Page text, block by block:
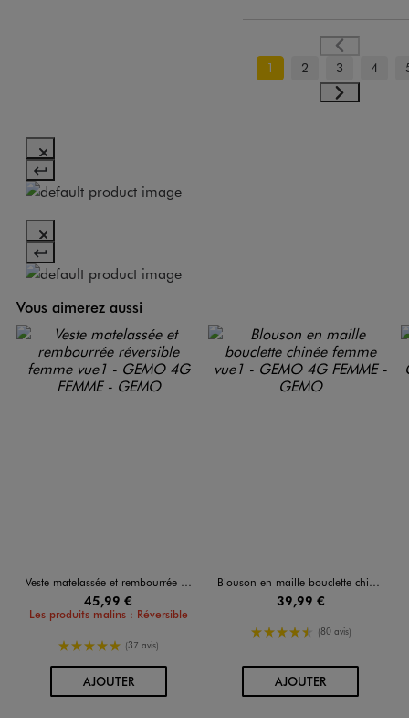
1 2 3 4
Vous aimerez aussi
Veste matelassée et rembourrée réversible femme
45,99 €
Les produits malins : Réversible
5/5 de moyenne
(37 avis)
AJOUTERAU PANIER
Blouson en maille bouclette chinée femme
39,99 €
4.5/5 de moyenne
(80 avis)
AJOUTERAU PANIER